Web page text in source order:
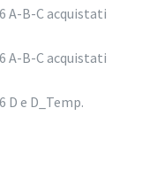
A-B-C acquistati
A-B-C acquistati
D e D_Temp.